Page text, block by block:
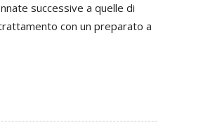
successive a quelle di
con un preparato a